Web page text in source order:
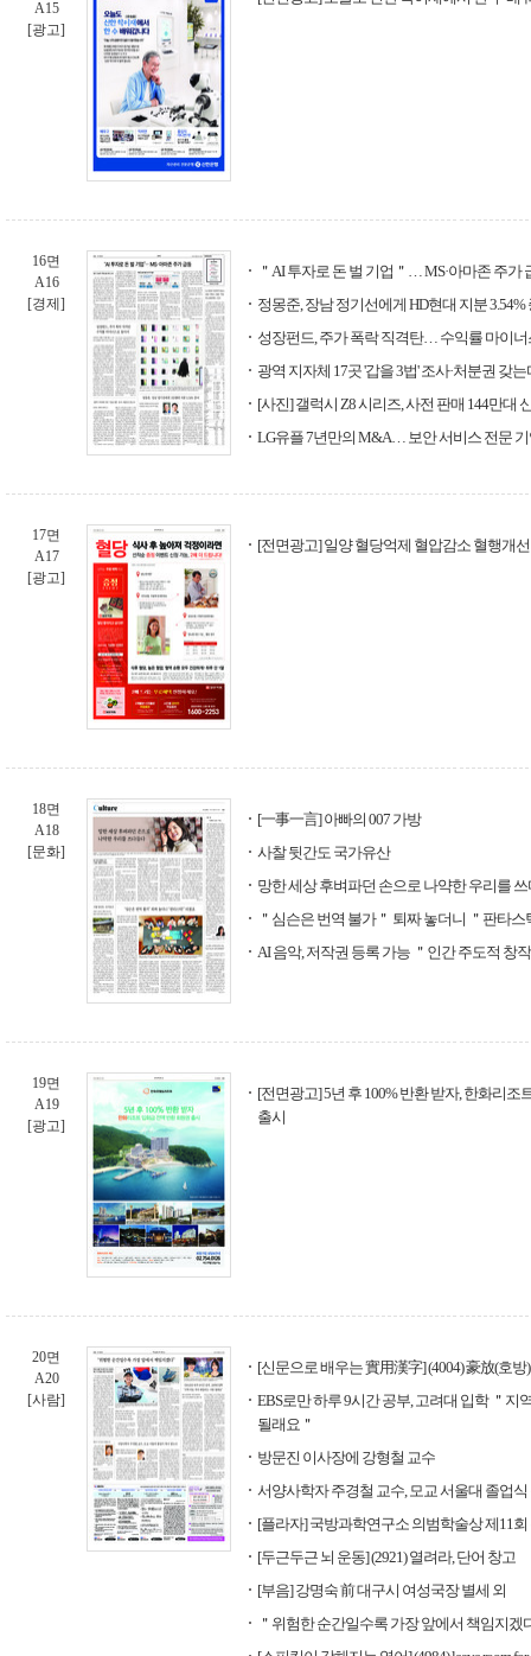
A15
[광고]
16면
A16
[경제]
＂AI 투자로 돈 벌 기업＂… MS·아마존 주가
정몽준, 장남 정기선에게 HD현대 지분 3.54%
성장펀드, 주가 폭락 직격탄… 수익률 마이
광역 지자체 17곳 '갑을 3법' 조사·처분권 갖는
[사진] 갤럭시 Z8 시리즈, 사전 판매 144만대
LG유플 7년만의 M&A… 보안 서비스 전문
17면
A17
[광고]
[전면광고] 일양 혈당억제 혈압감소 혈행개
18면
A18
[문화]
[一事一言] 아빠의 007 가방
사찰 뒷간도 국가유산
망한 세상 후벼파던 손으로 나약한 우리를
＂심슨은 번역 불가＂ 퇴짜 놓더니 ＂판타스
AI 음악, 저작권 등록 가능 ＂인간 주도적 창
19면
A19
[광고]
[전면광고] 5년 후 100% 반환 받자, 한화리조
출시
20면
A20
[사람]
[신문으로 배우는 實用漢字] (4004) 豪放(호방)
EBS로만 하루 9시간 공부, 고려대 입학 ＂지
될래요＂
방문진 이사장에 강형철 교수
서양사학자 주경철 교수, 모교 서울대 졸업
[플라자] 국방과학연구소 의범학술상 제11
[두근두근 뇌 운동] (2921) 열려라, 단어 창고
[부음] 강명숙 前 대구시 여성국장 별세 외
＂위험한 순간일수록 가장 앞에서 책임지겠